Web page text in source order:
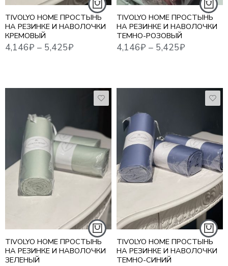
TIVOLYO HOME ПРОСТЫНЬ
НА РЕЗИНКЕ И НАВОЛОЧКИ
КРЕМОВЫЙ
TIVOLYO HOME ПРОСТЫНЬ
НА РЕЗИНКЕ И НАВОЛОЧКИ
ТЕМНО-РОЗОВЫЙ
TIVOLYO HOME ПРОСТЫНЬ
НА РЕЗИНКЕ И НАВОЛОЧКИ
ЗЕЛЕНЫЙ
4,146 5,425₽
100*200 СМ
160*200 СМ
TIVOLYO HOME ПРОСТЫНЬ
НА РЕЗИНКЕ И НАВОЛОЧКИ
ТЕМНО-СИНИЙ
4,146₽–5,425₽
100*200 СМ
180*200 СМ